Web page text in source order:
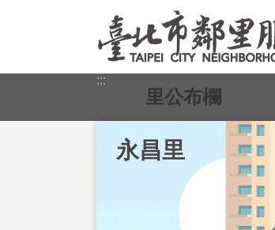
:::
永昌里
里公布欄